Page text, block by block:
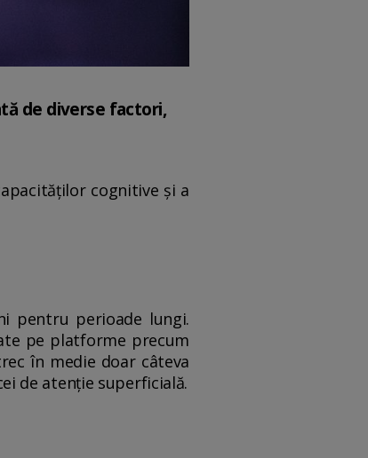
de diverse factori,
cognitive și a
pentru perioade lungi.
pe platforme precum
în medie doar câteva
de atenție superficială.